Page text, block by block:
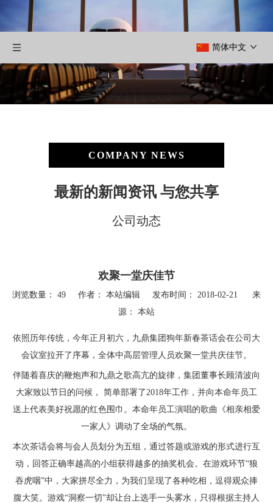
简体中文
COMPANY NEWS
最新的新闻资讯 与您共享
公司动态
欢聚一堂庆佳节
浏览数量： 49 作者： 本站编辑 发布时间： 2018-02-21 来
源： 本站
["wechat","weibo","qzone","douban","email"]
依照历年传统，今年正月初六，九鼎集团狗年新春茶话会在公司大
会议室拉开了序幕，全体中高层管理人员欢聚一堂共庆佳节。
伴随着喜庆的鞭炮声和九鼎之歌高亢的旋律，集团董事长顾清波向
大家致以节日的问候， 简单部署了2018年工作，并向本命年员工
送上代表美好祝愿的红色围巾。本命年员工演唱的歌曲《相亲相爱
一家人》调动了全场的气氛。
本次茶话会将与会人员划分为五组，通过答题或游戏的形式进行互
动，回答正确率越高的小组获得越多的抽奖机会。在游戏环节“狼
吞虎咽”中，大家拼尽全力，为我们呈现了各种吃相，逗得观众捧
腹大笑。游戏“洞察一切”却让台上选手一头雾水，只得根据主持人